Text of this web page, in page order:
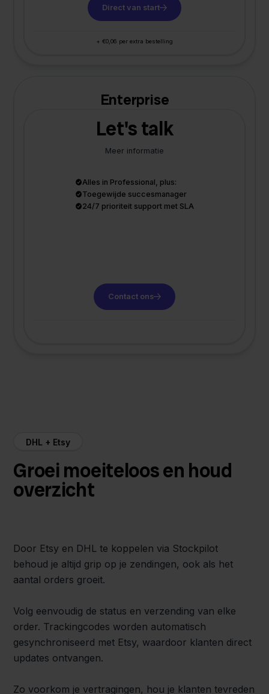
Direct van start
+ €0,06 per extra bestelling
Enterprise
Let's talk
Meer informatie
Alles in Professional, plus:
Toegewijde succesmanager
24/7 prioriteit support met SLA
Contact ons
DHL + Etsy
Groei moeiteloos en houd
overzicht
Door Etsy en DHL te koppelen via Stockpilot
behoud je altijd grip op je zendingen, ook als het
aantal orders groeit.
Volg eenvoudig de status en verzending van elke
order. Trackingcodes worden automatisch
gesynchroniseerd met Etsy, waardoor klanten direct
updates ontvangen.
Zo voorkom je vertragingen, hou je klanten tevreden